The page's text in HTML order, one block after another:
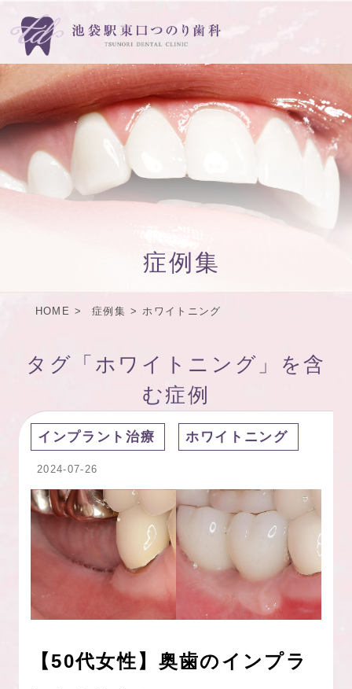
症例集
HOME 症例集 ホワイトニング
タグ「ホワイトニング」を含
む症例
インプラント治療 ホワイトニング
2024-07-26
【50代女性】奥歯のインプラ